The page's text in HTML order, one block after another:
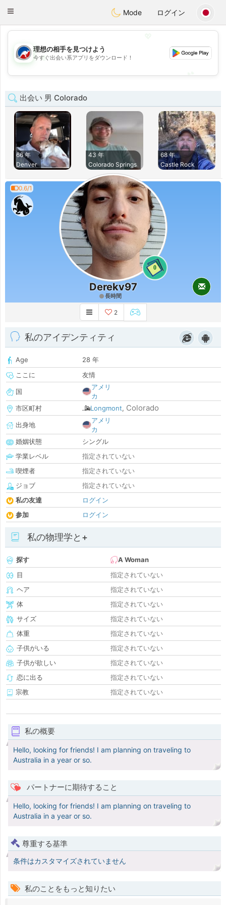
AustraliaChat
Toggle
Mode ログイン
💖
💕
理想の相手を見つけよう
今すぐ出会い系アプリをダウンロード！
出会い 男 Colorado
66 年
Denver
43 年
Colorado Springs
68 年
Castle Rock
0.6/1
0
Derekv97
長時間
2
私のアイデンティティ
Age
28 年
ここに
友情
国
アメリ
カ
市区町村
Longmont, Colorado
出身地
アメリ
カ
婚姻状態
シングル
学業レベル
指定されていない
喫煙者
指定されていない
ジョブ
指定されていない
私の友達
ログイン
参加
ログイン
私の物理学と+
探す
A Woman
目
指定されていない
ヘア
指定されていない
体
指定されていない
サイズ
指定されていない
体重
指定されていない
子供がいる
指定されていない
子供が欲しい
指定されていない
恋に出る
指定されていない
宗教
指定されていない
私の概要
Hello, looking for friends! I am planning on traveling to
Australia in a year or so.
パートナーに期待すること
Hello, looking for friends! I am planning on traveling to
Australia in a year or so.
尊重する基準
条件はカスタマイズされていません
私のことをもっと知りたい